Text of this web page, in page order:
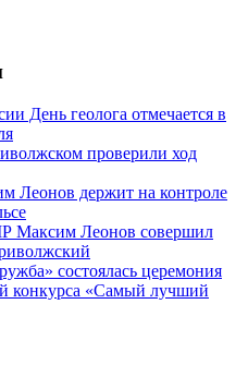
День геолога отмечается в
проверили ход
Леонов держит на контроле
Максим Леонов совершил
состоялась церемония
конкурса «Самый лучший